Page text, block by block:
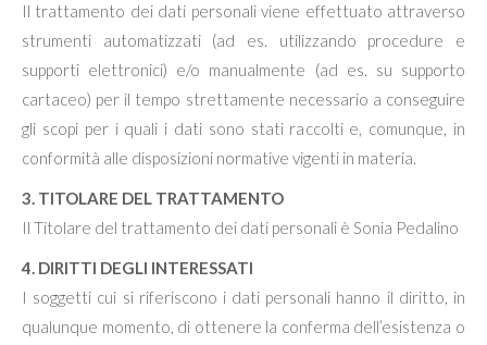
Il trattamento dei dati personali viene effettuato attraverso
strumenti automatizzati (ad es. utilizzando procedure e
supporti elettronici) e/o manualmente (ad es. su supporto
cartaceo) per il tempo strettamente necessario a conseguire
gli scopi per i quali i dati sono stati raccolti e, comunque, in
conformità alle disposizioni normative vigenti in materia.
3. TITOLARE DEL TRATTAMENTO
Il Titolare del trattamento dei dati personali è Sonia Pedalino
4. DIRITTI DEGLI INTERESSATI
I soggetti cui si riferiscono i dati personali hanno il diritto, in
qualunque momento, di ottenere la conferma dell’esistenza o